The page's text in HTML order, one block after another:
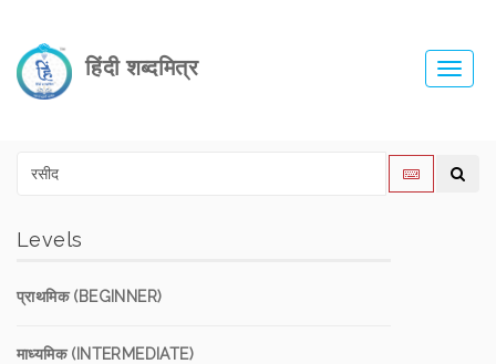
हिंदी शब्दमित्र
Levels
प्राथमिक (BEGINNER)
माध्यमिक (INTERMEDIATE)